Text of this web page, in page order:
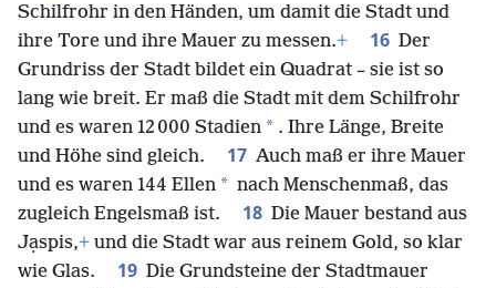
Schilfrohr in den Händen, um damit die Stadt und
ihre Tore und ihre Mauer zu messen.+ 16 Der
Grundriss der Stadt bildet ein Quadrat – sie ist so
lang wie breit. Er maß die Stadt mit dem Schilfrohr
und es waren 12 000 Stadien * . Ihre Länge, Breite
und Höhe sind gleich.
17 Auch maß er ihre Mauer
und es waren 144 Ellen * nach Menschenmaß, das
zugleich Engelsmaß ist.
18 Die Mauer bestand aus
Jạspis,+ und die Stadt war aus reinem Gold, so klar
wie Glas.
19 Die Grundsteine der Stadtmauer